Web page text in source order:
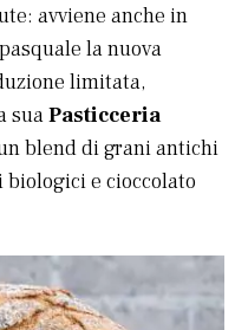
avviene anche in
la nuova
limitata,
suaPasticceria
blend di grani antichi
e cioccolato